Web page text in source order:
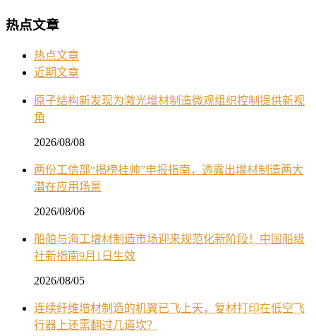
热点文章
热点文章
近期文章
原子结构新发现为激光增材制造微观组织控制提供新视
角
2026/08/08
两份工信部“揭榜挂帅”申报指南，透露出增材制造两大
潜在应用场景
2026/08/06
船舶与海工增材制造市场迎来规范化新阶段！中国船级
社新指南9月1日生效
2026/08/05
连续纤维增材制造的机翼已飞上天，复材打印在低空飞
行器上还需翻过几道坎？